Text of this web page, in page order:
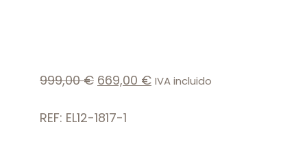
999,00€ 669,00 € IVA incluido
REF: EL12-1817-1